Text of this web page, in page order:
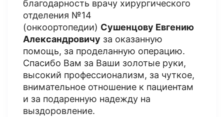
благодарность врачу хирургического
отделения №14
(онкоортопедии) Сушенцову Евгению
Александровичу за оказанную
помощь, за проделанную операцию.
Спасибо Вам за Ваши золотые руки,
высокий профессионализм, за чуткое,
внимательное отношение к пациентам
и за подаренную надежду на
выздоровление.